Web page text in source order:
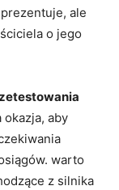
ale
o jego
okazja, aby
warto
z silnika